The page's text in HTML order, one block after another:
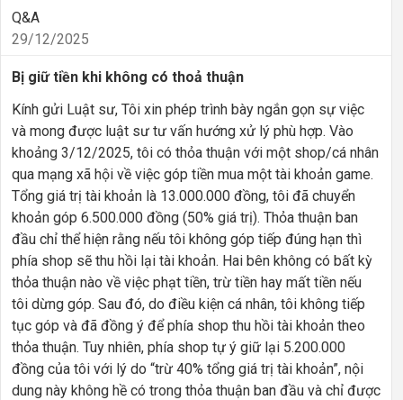
Q&A
29/12/2025
Bị giữ tiền khi không có thoả thuận
Kính gửi Luật sư, Tôi xin phép trình bày ngắn gọn sự việc
và mong được luật sư tư vấn hướng xử lý phù hợp. Vào
khoảng 3/12/2025, tôi có thỏa thuận với một shop/cá nhân
qua mạng xã hội về việc góp tiền mua một tài khoản game.
Tổng giá trị tài khoản là 13.000.000 đồng, tôi đã chuyển
khoản góp 6.500.000 đồng (50% giá trị). Thỏa thuận ban
đầu chỉ thể hiện rằng nếu tôi không góp tiếp đúng hạn thì
phía shop sẽ thu hồi lại tài khoản. Hai bên không có bất kỳ
thỏa thuận nào về việc phạt tiền, trừ tiền hay mất tiền nếu
tôi dừng góp. Sau đó, do điều kiện cá nhân, tôi không tiếp
tục góp và đã đồng ý để phía shop thu hồi tài khoản theo
thỏa thuận. Tuy nhiên, phía shop tự ý giữ lại 5.200.000
đồng của tôi với lý do “trừ 40% tổng giá trị tài khoản”, nội
dung này không hề có trong thỏa thuận ban đầu và chỉ được